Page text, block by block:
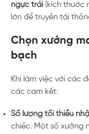
ngực trái (kích thước
lớn để truyền tải
Chọn xưởng
bạch
Khi làm việc với các
các cam kết:
Số lượng tối thiểu
chiếc. Một số xưởng